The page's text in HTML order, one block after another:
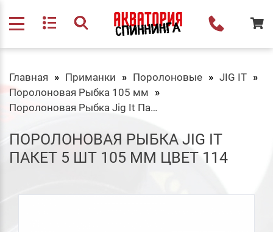
Главная Приманки Поролоновые
JIG IT
Поролоновая Рыбка 105 мм
Поролоновая Рыбка Jig It Пакет 5 шт 105 мм Цвет 114
ПОРОЛОНОВАЯ РЫБКА JIG IT
ПАКЕТ 5 ШТ 105 ММ ЦВЕТ 114